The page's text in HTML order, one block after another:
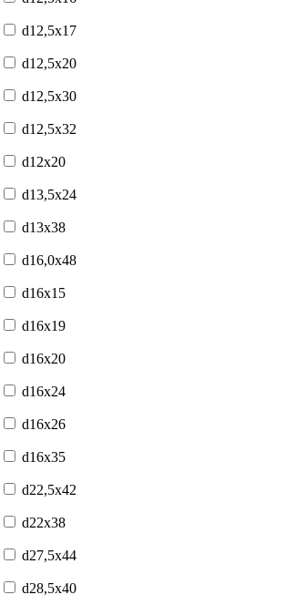
d12,5x17
d12,5x20
d12,5x30
d12,5x32
d12x20
d13,5x24
d13x38
d16,0x48
d16x15
d16x19
d16x20
d16x24
d16x26
d16x35
d22,5x42
d22x38
d27,5x44
d28,5x40